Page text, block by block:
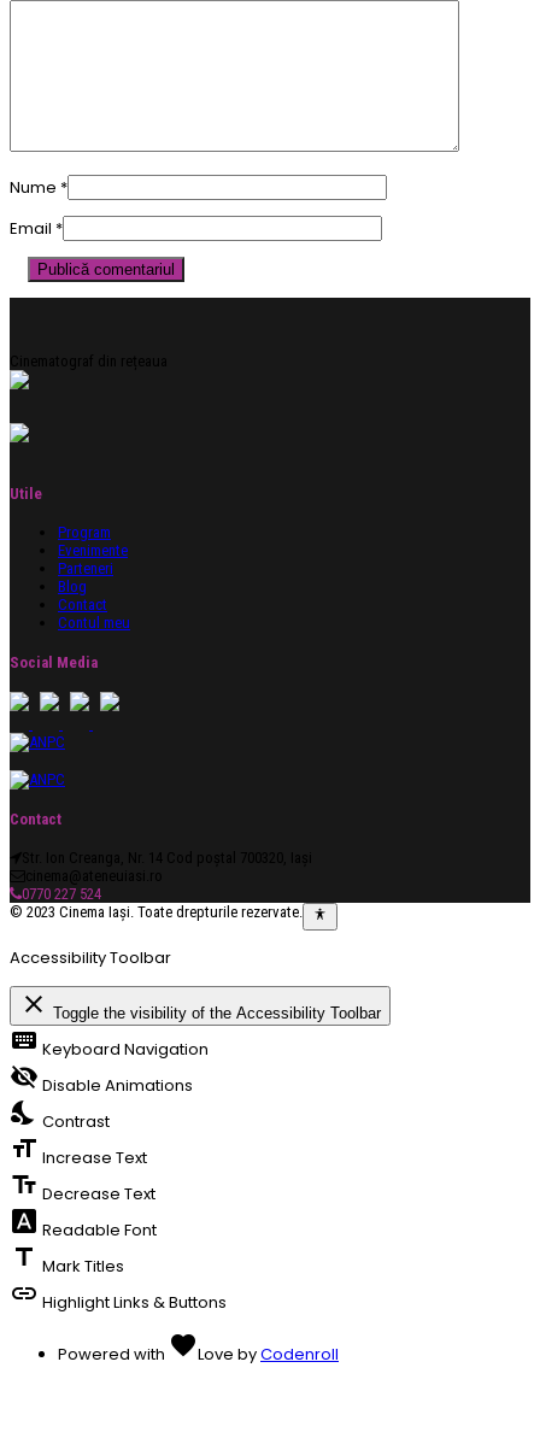
Nume *
Email *
Cinematograf din rețeaua
Utile
Program
Evenimente
Parteneri
Blog
Contact
Contul meu
Social Media
Contact
Str. Ion Creanga, Nr. 14 Cod poștal 700320, Iași
cinema@ateneuiasi.ro
0770 227 524
© 2023 Cinema Iași. Toate drepturile rezervate.
Accessibility Toolbar
close Toggle the visibility of the Accessibility Toolbar
keyboard Keyboard Navigation
visibility_off Disable Animations
nights_stay Contrast
format_size Increase Text
text_fields Decrease Text
font_download Readable Font
title Mark Titles
link Highlight Links & Buttons
Powered with favoriteLove byCodenroll